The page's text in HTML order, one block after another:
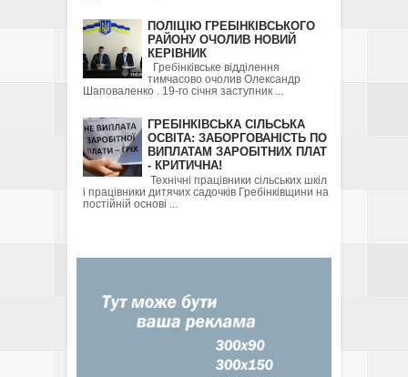
ПОЛІЦІЮ ГРЕБІНКІВСЬКОГО
РАЙОНУ ОЧОЛИВ НОВИЙ
КЕРІВНИК
Гребінківське відділення
тимчасово очолив Олександр
Шаповаленко . 19-го січня заступник ...
ГРЕБІНКІВСЬКА СІЛЬСЬКА
ОСВІТА: ЗАБОРГОВАНІСТЬ ПО
ВИПЛАТАМ ЗАРОБІТНИХ ПЛАТ
- КРИТИЧНА!
Технічні працівники сільських шкіл
і працівники дитячих садочків Гребінківщини на
постійній основі ...